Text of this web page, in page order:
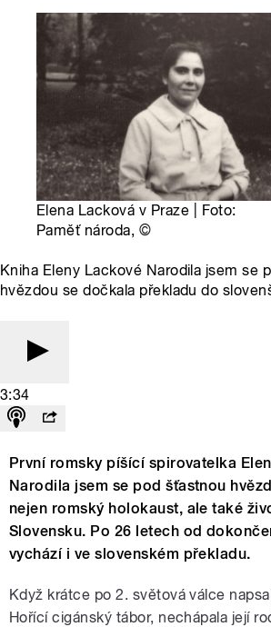
Elena Lacková v Praze | Foto:
Paměť národa, ©
Kniha Eleny Lackové Narodila jsem se
hvězdou se dočkala překladu do
3:34
První romsky píšící spirovatelka
Narodila jsem se pod šťastnou
nejen romský holokaust, ale také
Slovensku. Po 26 letech od
vychází i ve slovenském překladu.
Když krátce po 2. světová válce
Hořící cigánský tábor, nechápala její